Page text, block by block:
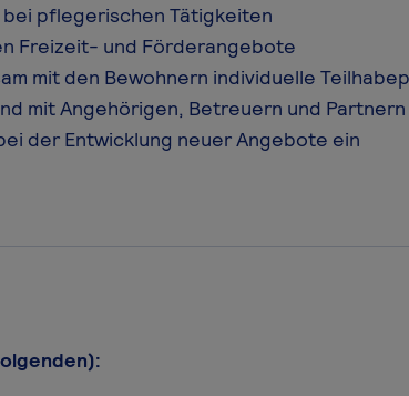
bei pflegerischen Tätigkeiten
Freizeit- und Förderangebote
mit den Bewohnern individuelle
mit Angehörigen, Betreuern und Partnern
der Entwicklung neuer Angebote ein